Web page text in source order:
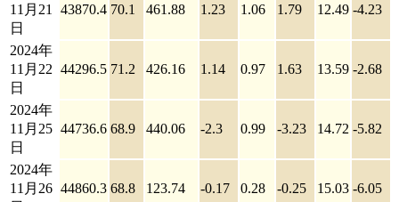
11月21
日
43870.4 70.1 461.88 1.23 1.06 1.79 12.49 -4.23
2024年
11月22
日
44296.5 71.2 426.16 1.14 0.97 1.63 13.59 -2.68
2024年
11月25
日
44736.6 68.9 440.06 -2.3 0.99 -3.23 14.72 -5.82
2024年
11月26 44860.3 68.8 123.74 -0.17 0.28 -0.25 15.03 -6.05